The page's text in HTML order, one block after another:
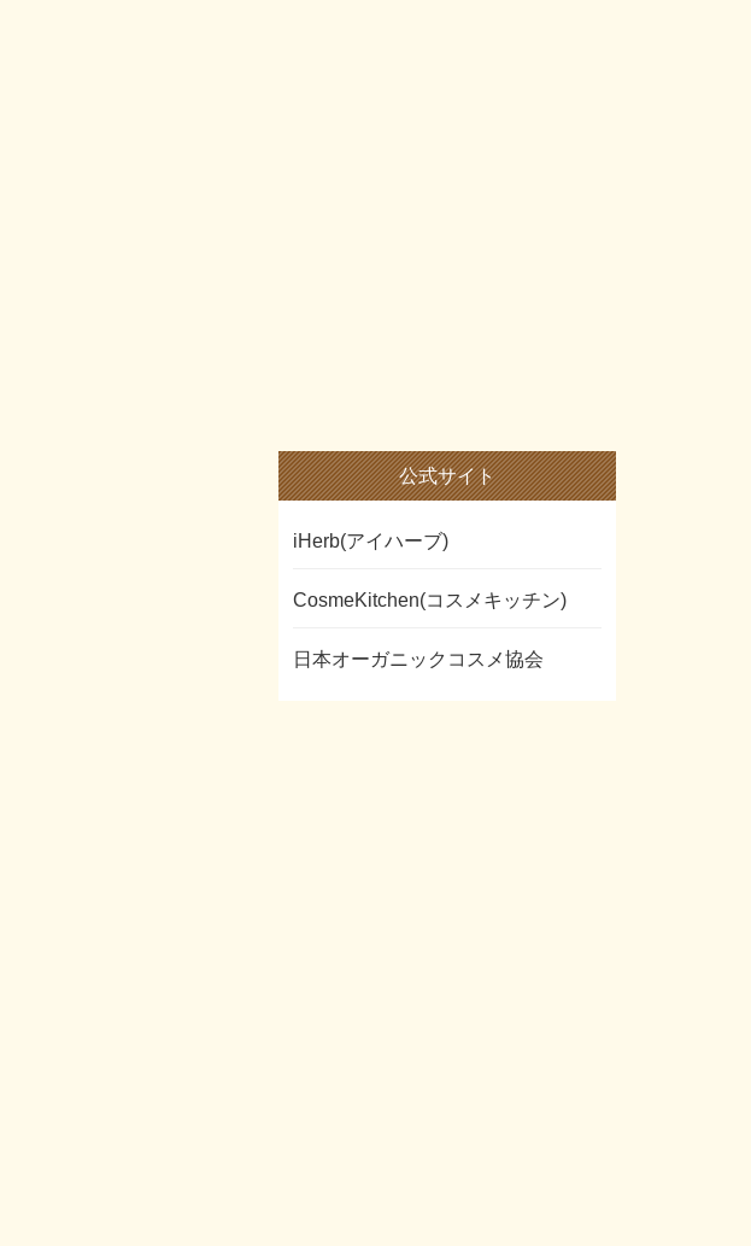
公式サイト
iHerb(アイハーブ)
CosmeKitchen(コスメキッチン)
日本オーガニックコスメ協会